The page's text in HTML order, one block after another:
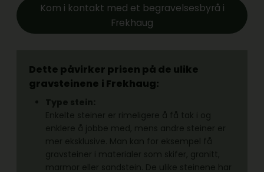
Kom i kontakt med et begravelsesbyrå i
Frekhaug
Dette påvirker prisen på de ulike
gravsteinene i Frekhaug: